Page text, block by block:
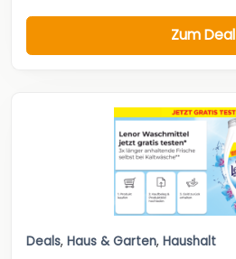
Zum Deal
Deals, Haus & Garten, Haushalt